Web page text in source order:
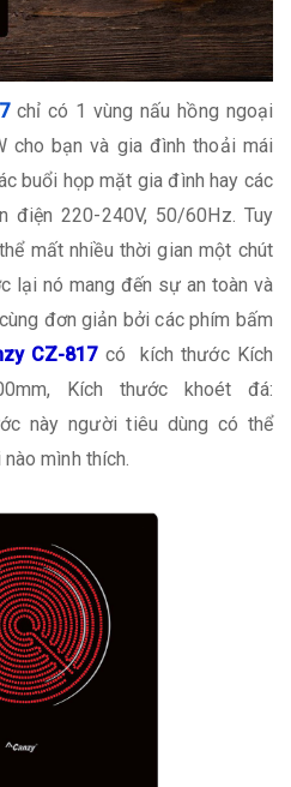
chỉ có 1 vùng nấu hồng ngoại
cho bạn và gia đình thoải mái
buổi họp mặt gia đình hay các
điện 220-240V, 50/60Hz. Tuy
mất nhiều thời gian một chút
lại nó mang đến sự an toàn và
đơn giản bởi các phím bấm
CZ-817có kích thước Kích
Kích thước khoét đá:
này người tiêu dùng có thể
mình thích.